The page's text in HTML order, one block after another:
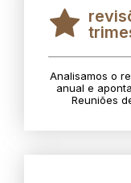
Analisamos o
anual e
Reuniões